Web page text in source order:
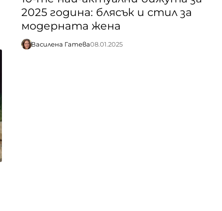
2025 година: блясък и стил за
модерната жена
Василена Гатева08.01.2025